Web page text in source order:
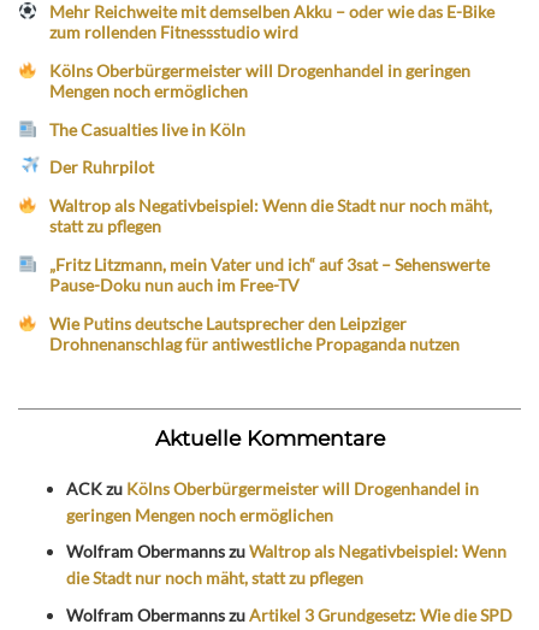
Mehr Reichweite mit demselben Akku – oder wie das E-Bike
zum rollenden Fitnessstudio wird
Kölns Oberbürgermeister will Drogenhandel in geringen
Mengen noch ermöglichen
The Casualties live in Köln
Der Ruhrpilot
Waltrop als Negativbeispiel: Wenn die Stadt nur noch mäht,
statt zu pflegen
„Fritz Litzmann, mein Vater und ich“ auf 3sat – Sehenswerte
Pause-Doku nun auch im Free-TV
Wie Putins deutsche Lautsprecher den Leipziger
Drohnenanschlag für antiwestliche Propaganda nutzen
Aktuelle Kommentare
ACKzu Kölns Oberbürgermeister will Drogenhandel in
geringen Mengen noch ermöglichen
Wolfram ObermannszuWaltrop als Negativbeispiel: Wenn
die Stadt nur noch mäht, statt zu pflegen
Wolfram ObermannszuArtikel 3 Grundgesetz: Wie die SPD